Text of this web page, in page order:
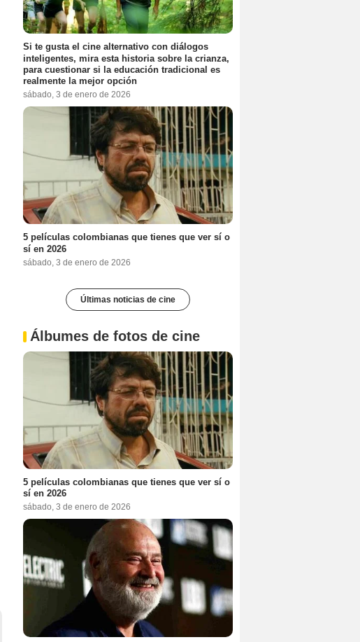
Si te gusta el cine alternativo con diálogos
inteligentes, mira esta historia sobre la crianza,
para cuestionar si la educación tradicional es
realmente la mejor opción
sábado, 3 de enero de 2026
5 películas colombianas que tienes que ver sí o
sí en 2026
sábado, 3 de enero de 2026
Últimas noticias de cine
Álbumes de fotos de cine
5 películas colombianas que tienes que ver sí o
sí en 2026
sábado, 3 de enero de 2026